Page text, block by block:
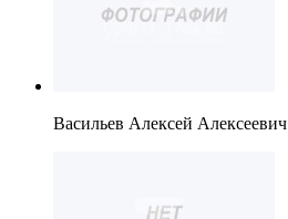
Васильев Алексей Алексеевич